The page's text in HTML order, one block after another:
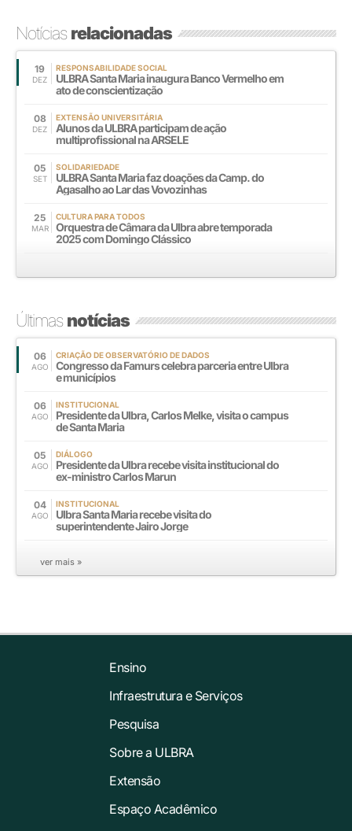
Notíciasrelacionadas
19
DEZ
RESPONSABILIDADE SOCIAL
ULBRA Santa Maria inaugura Banco Vermelho em
ato de conscientização
08
DEZ
EXTENSÃO UNIVERSITÁRIA
Alunos da ULBRA participam de ação
multiprofissional na ARSELE
05
SET
SOLIDARIEDADE
ULBRA Santa Maria faz doações da Camp. do
Agasalho ao Lar das Vovozinhas
25
MAR
CULTURA PARA TODOS
Orquestra de Câmara da Ulbra abre temporada
2025 com Domingo Clássico
Últimasnotícias
06
AGO
CRIAÇÃO DE OBSERVATÓRIO DE DADOS
Congresso da Famurs celebra parceria entre Ulbra
e municípios
06
AGO
INSTITUCIONAL
Presidente da Ulbra, Carlos Melke, visita o campus
de Santa Maria
05
AGO
DIÁLOGO
Presidente da Ulbra recebe visita institucional do
ex-ministro Carlos Marun
04
AGO
INSTITUCIONAL
Ulbra Santa Maria recebe visita do
superintendente Jairo Jorge
ver mais »
Ensino
Infraestrutura e Serviços
Pesquisa
Sobre a ULBRA
Extensão
Espaço Acadêmico